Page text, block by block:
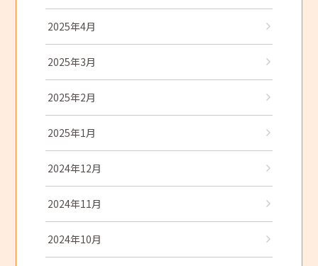
2025年4月
2025年3月
2025年2月
2025年1月
2024年12月
2024年11月
2024年10月